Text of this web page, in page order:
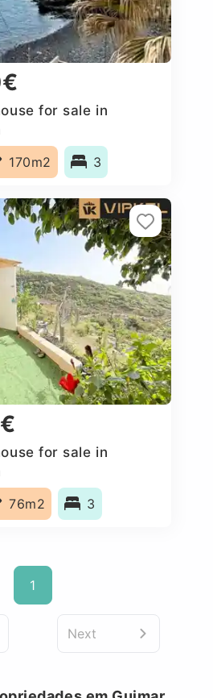
for sale in
170m2 3
for sale in
76m2 3
1
Next